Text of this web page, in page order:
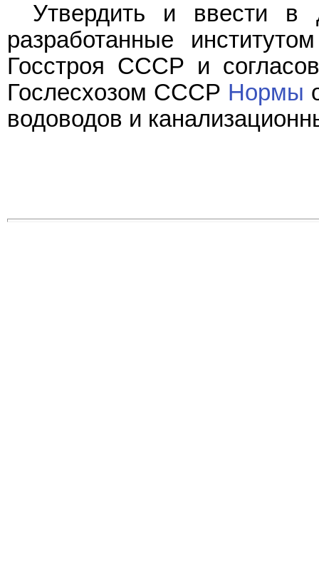
Утвердить и ввести
разработанные
Госстроя СССР и
Гослесхозом СССР Нормы
водоводов и